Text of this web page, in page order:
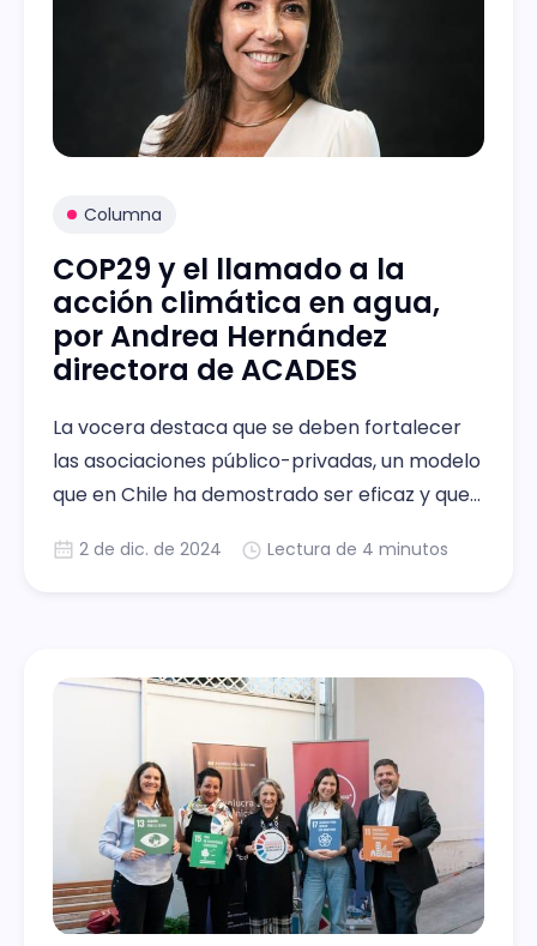
Columna
COP29 y el llamado a la
acción climática en agua,
por Andrea Hernández
directora de ACADES
La vocera destaca que se deben fortalecer
las asociaciones público-privadas, un modelo
que en Chile ha demostrado ser eficaz y que
2 de dic. de 2024 Lectura de 4 minutos